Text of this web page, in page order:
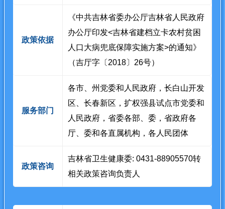
政策依据
《中共吉林省委办公厅吉林省人民政府
办公厅印发<吉林省建档立卡农村贫困
人口大病兜底保障实施方案>的通知》
（吉厅字〔2018〕26号）
服务部门
各市、州党委和人民政府，长白山开发
区、长春新区，扩权强县试点市党委和
人民政府，省委各部、委，省政府各
厅、委和各直属机构，各人民团体
政策咨询
吉林省卫生健康委: 0431-88905570转
相关政策咨询负责人